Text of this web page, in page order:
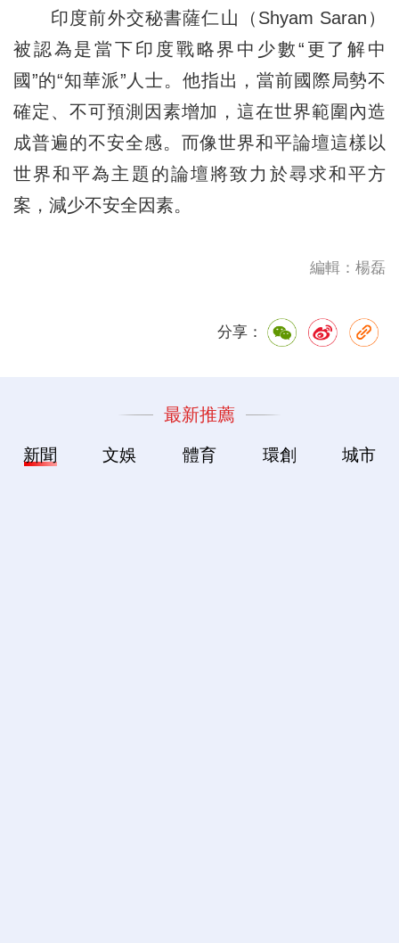
印度前外交秘書薩仁山（Shyam Saran）
被認為是當下印度戰略界中少數“更了解中
國”的“知華派”人士。他指出，當前國際局勢不
確定、不可預測因素增加，這在世界範圍內造
成普遍的不安全感。而像世界和平論壇這樣以
世界和平為主題的論壇將致力於尋求和平方
案，減少不安全因素。
編輯：楊磊
分享：
最新推薦
新聞 文娛 體育 環創 城市